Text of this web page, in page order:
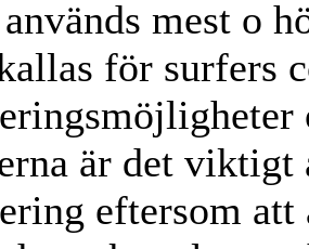
mest o
för surfers
är det
eftersom